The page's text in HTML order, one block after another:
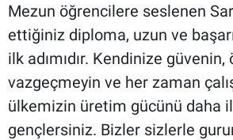
Mezun öğrencilere seslenen
ettiğiniz diploma, uzun ve
ilk adımıdır. Kendinize
vazgeçmeyin ve her zaman
ülkemizin üretim gücünü daha
gençlersiniz. Bizler sizlerle